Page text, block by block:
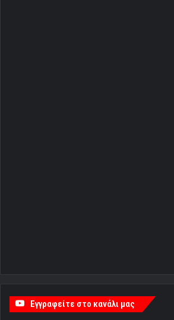
Εγγραφείτε στο κανάλι μας